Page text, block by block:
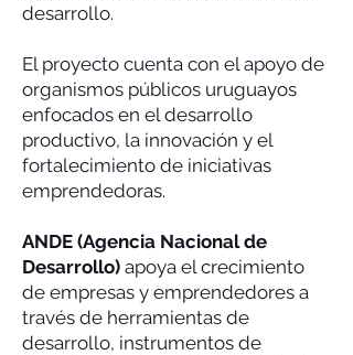
desarrollo.
El proyecto cuenta con el apoyo de
organismos públicos uruguayos
enfocados en el desarrollo
productivo, la innovación y el
fortalecimiento de iniciativas
emprendedoras.
ANDE (Agencia Nacional de
Desarrollo) apoya el crecimiento
de empresas y emprendedores a
través de herramientas de
desarrollo, instrumentos de